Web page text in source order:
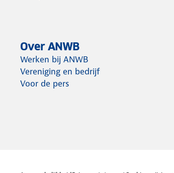
Over ANWB
Werken bij ANWB
Vereniging en bedrijf
Voor de pers